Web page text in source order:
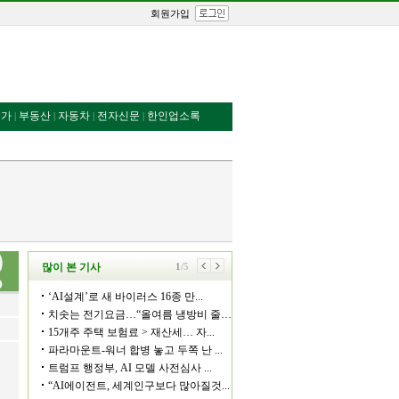
회원가입
| 부동산 | 자동차 | 전자신문 | 한인업소록